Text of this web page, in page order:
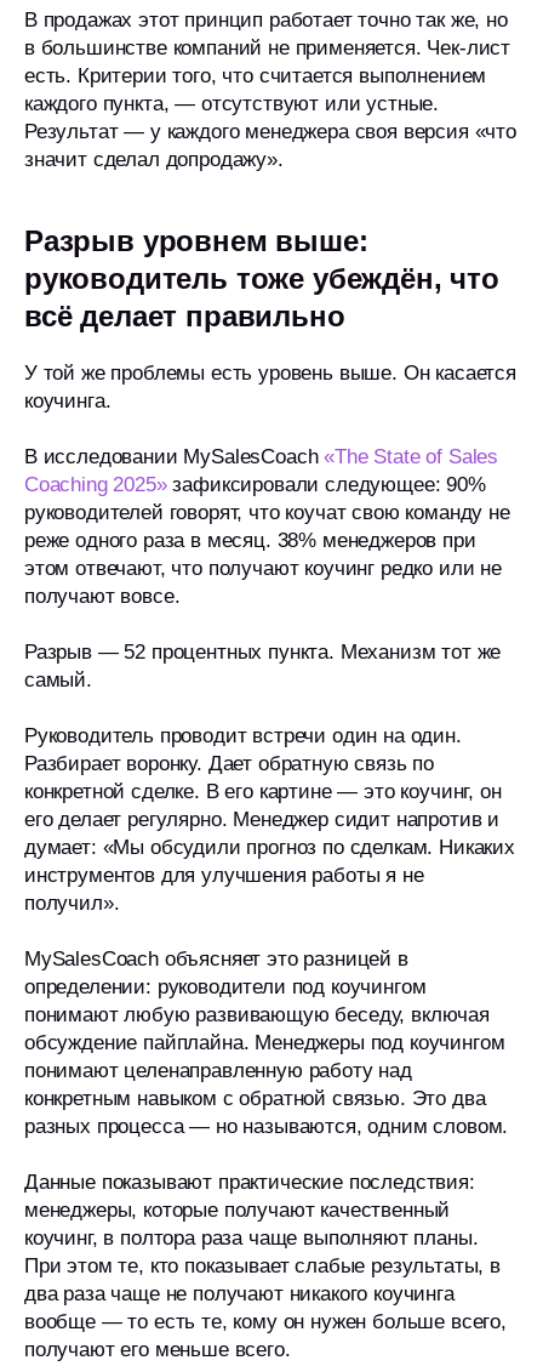
В продажах этот принцип работает точно так же, но
в большинстве компаний не применяется. Чек-лист
есть. Критерии того, что считается выполнением
каждого пункта, — отсутствуют или устные.
Результат — у каждого менеджера своя версия «что
значит сделал допродажу».
Разрыв уровнем выше:
руководитель тоже убеждён, что
всё делает правильно
У той же проблемы есть уровень выше. Он касается
коучинга.
В исследовании MySalesCoach«The State of Sales
Coaching 2025»зафиксировали следующее: 90%
руководителей говорят, что коучат свою команду не
реже одного раза в месяц. 38% менеджеров при
этом отвечают, что получают коучинг редко или не
получают вовсе.
Разрыв — 52 процентных пункта. Механизм тот же
самый.
Руководитель проводит встречи один на один.
Разбирает воронку. Дает обратную связь по
конкретной сделке. В его картине — это коучинг, он
его делает регулярно. Менеджер сидит напротив и
думает: «Мы обсудили прогноз по сделкам. Никаких
инструментов для улучшения работы я не
получил».
MySalesCoach объясняет это разницей в
определении: руководители под коучингом
понимают любую развивающую беседу, включая
обсуждение пайплайна. Менеджеры под коучингом
понимают целенаправленную работу над
конкретным навыком с обратной связью. Это два
разных процесса — но называются, одним словом.
Данные показывают практические последствия:
менеджеры, которые получают качественный
коучинг, в полтора раза чаще выполняют планы.
При этом те, кто показывает слабые результаты, в
два раза чаще не получают никакого коучинга
вообще — то есть те, кому он нужен больше всего,
получают его меньше всего.